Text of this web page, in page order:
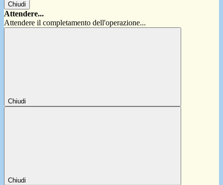
Chiudi
Attendere...
Attendere il completamento dell'operazione...
Chiudi
Chiudi